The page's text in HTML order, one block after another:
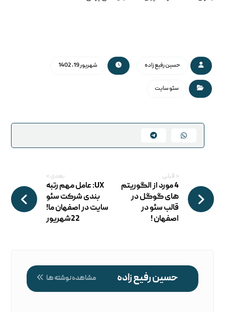
حسین رفیع زاده شهریور 19, 1402
سئو سایت
< قبلی
4 مورد از الگوریتم
های گوگل در
قالب سئو در
اصفهان !
بعدی >
UX: عامل مهم رتبه
بندی شرکت سئو
سایت در اصفهان ما!
22شهریور
حسین رفیع زاده مشاهده نوشته ها